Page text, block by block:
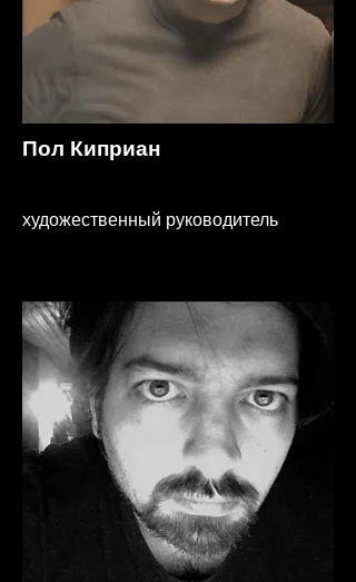
Пол Киприан
художественный руководитель